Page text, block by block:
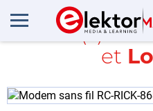
Article(s)
et